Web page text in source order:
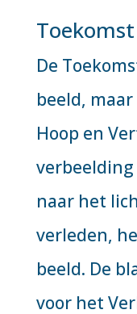
Toekomst
De
beeld,
Hoop en
naar het
verleden,
beeld. De
voor het